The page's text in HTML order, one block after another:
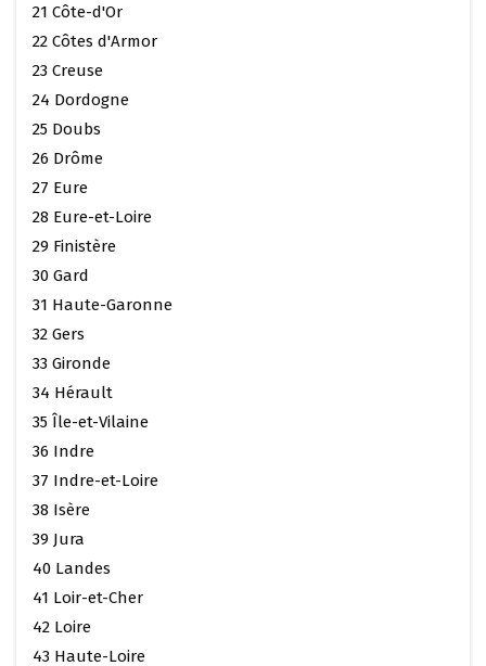
21 Côte-d'Or
22 Côtes d'Armor
23 Creuse
24 Dordogne
25 Doubs
26 Drôme
27 Eure
28 Eure-et-Loire
29 Finistère
30 Gard
31 Haute-Garonne
32 Gers
33 Gironde
34 Hérault
35 Île-et-Vilaine
36 Indre
37 Indre-et-Loire
38 Isère
39 Jura
40 Landes
41 Loir-et-Cher
42 Loire
43 Haute-Loire